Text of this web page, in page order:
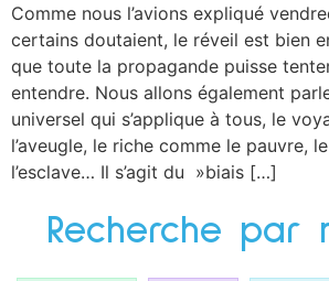
Comme nous l’avions expliqué
certains doutaient, le réveil est bien
que toute la propagande puisse
entendre. Nous allons également
universel qui s’applique à tous, le
l’aveugle, le riche comme le pauvre,
l’esclave… Il s’agit du »biais […]
Recherche par